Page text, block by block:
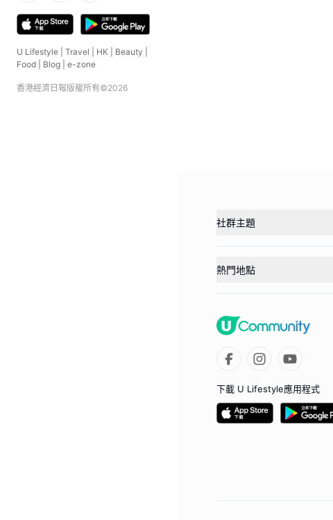
U Lifestyle Travel HK Beauty
Food
Blog e-zone
香港經濟日報版權所有©2026
社群主題
熱門地點
下載 U Lifestyle應用程式